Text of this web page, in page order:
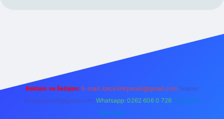
Reklam ve İletişim: E-mail: backlinkpaneli@gmail.com Teams:
forumhizmeti@gmail.com Whatsapp: 0262 606 0 726 Telegram:
@karabul